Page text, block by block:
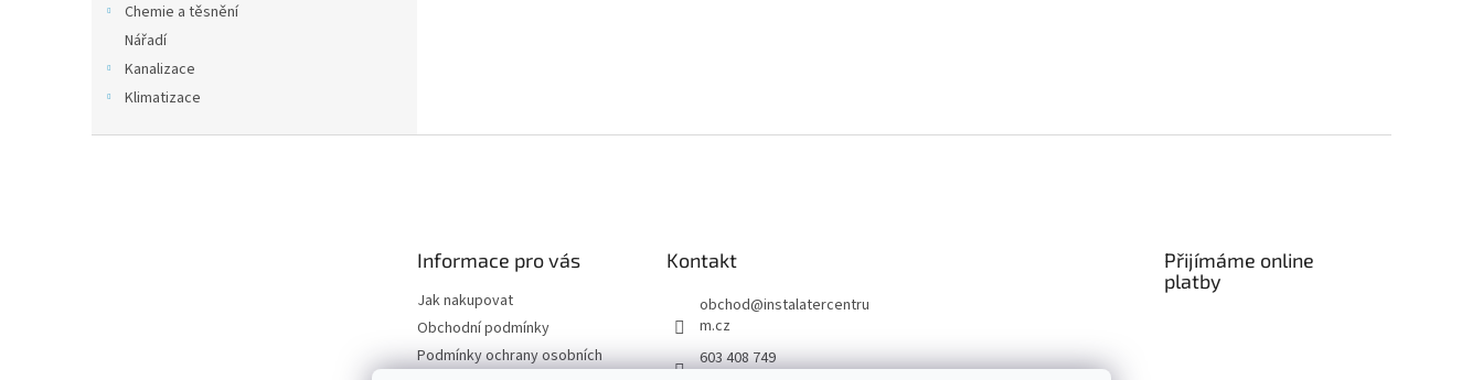
Chemie a těsnění
Nářadí
Kanalizace
Klimatizace
Informace pro vás
Jak nakupovat
Obchodní podmínky
Podmínky ochrany osobních
Kontakt
obchod@instalatercentru
m.cz
603 408 749
Přijímáme online
platby